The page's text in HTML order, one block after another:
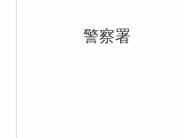
警察署